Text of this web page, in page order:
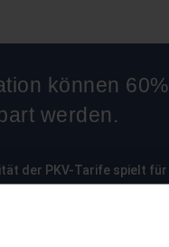
können 60%
werden.
der PKV-Tarife spielt für